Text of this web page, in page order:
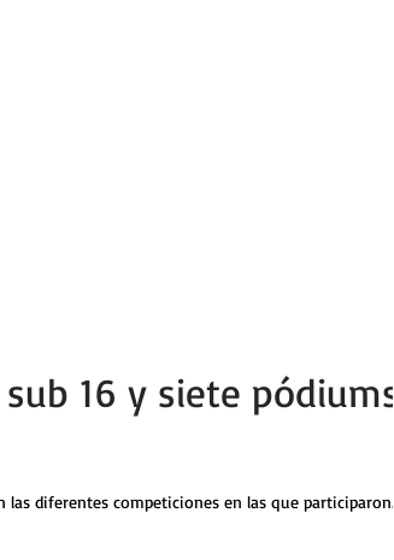
16 y siete pódiums
diferentes competiciones en las que participaron.